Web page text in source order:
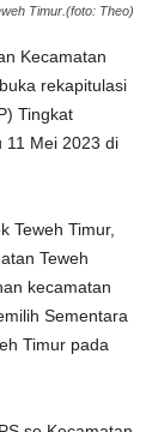
Timur.(foto: Theo)
Kecamatan
rekapitulasi
Tingkat
11 Mei 2023 di
Teweh Timur,
Teweh
kecamatan
Sementara
Timur pada